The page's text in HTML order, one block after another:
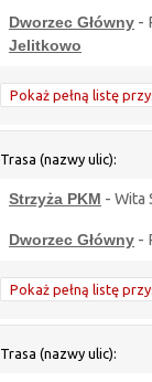
Dworzec Główny -
Jelitkowo
Pokaż pełną listę
Trasa (nazwy ulic):
Strzyża PKM - Wita
Dworzec Główny -
Pokaż pełną listę
Trasa (nazwy ulic):